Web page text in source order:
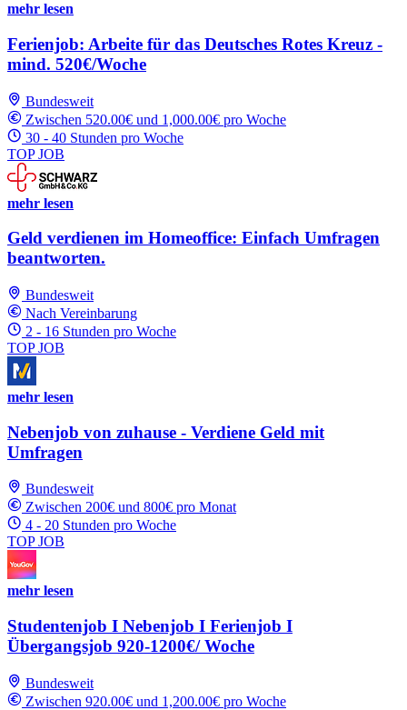
mehr lesen
Ferienjob: Arbeite für das Deutsches Rotes Kreuz -
mind. 520€/Woche
Bundesweit
Zwischen 520.00€ und 1,000.00€ pro Woche
30 - 40 Stunden pro Woche
TOP JOB
mehr lesen
Geld verdienen im Homeoffice: Einfach Umfragen
beantworten.
Bundesweit
Nach Vereinbarung
2 - 16 Stunden pro Woche
TOP JOB
mehr lesen
Nebenjob von zuhause - Verdiene Geld mit
Umfragen
Bundesweit
Zwischen 200€ und 800€ pro Monat
4 - 20 Stunden pro Woche
TOP JOB
mehr lesen
Studentenjob I Nebenjob I Ferienjob I
Übergangsjob 920-1200€/ Woche
Bundesweit
Zwischen 920.00€ und 1,200.00€ pro Woche